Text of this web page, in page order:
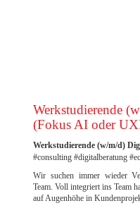
Werkstudierende
(Fokus AI oder
Werkstudierende (w/m/d)
#consulting #digitalberatung
Wir suchen immer wieder
Team. Voll integriert ins Team
auf Augenhöhe in